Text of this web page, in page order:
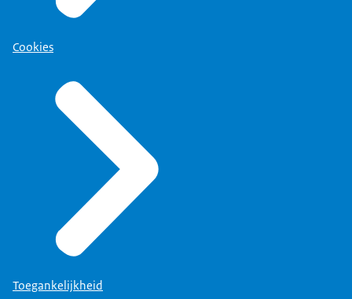
Cookies
Toegankelijkheid